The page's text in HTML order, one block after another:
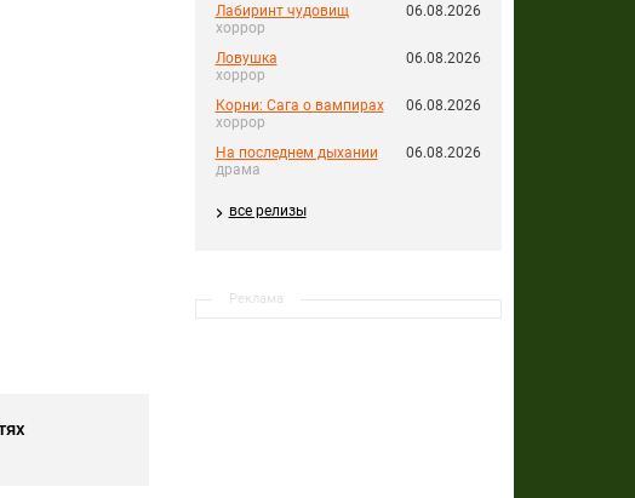
Лабиринт чудовищ
хоррор
06.08.2026
Ловушка
хоррор
06.08.2026
Корни: Сага о вампирах
хоррор
06.08.2026
На последнем дыхании
драма
06.08.2026
все релизы
Реклама